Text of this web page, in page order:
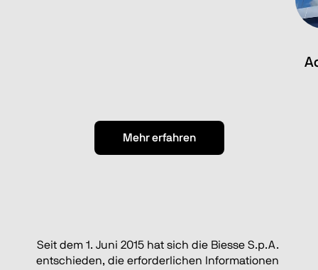
Mehr erfahren
Seit dem 1. Juni 2015 hat sich die Biesse S.p.A.
entschieden, die erforderlichen Informationen